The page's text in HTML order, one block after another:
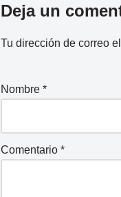
Deja un
Tu dirección de correo
Nombre *
Comentario *